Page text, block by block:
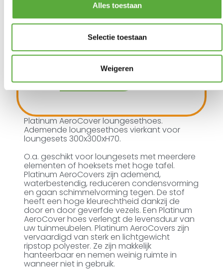
Alles toestaan
Selectie toestaan
Weigeren
Ultiem Buitenleven prijs:
€119,95
Achteraf betalen mogelijk
Snelle verzending & levering aan huis
4 op voorraad
In winkelmand
Platinum AeroCover loungesethoes.
Ademende loungesethoes vierkant voor
loungesets 300x300xH70.
O.a. geschikt voor loungesets met meerdere
elementen of hoeksets met hoge tafel.
Platinum AeroCovers zijn ademend,
waterbestendig, reduceren condensvorming
en gaan schimmelvorming tegen. De stof
heeft een hoge kleurechtheid dankzij de
door en door geverfde vezels. Een Platinum
AeroCover hoes verlengt de levensduur van
uw tuinmeubelen. Platinum AeroCovers zijn
vervaardigd van sterk en lichtgewicht
ripstop polyester. Ze zijn makkelijk
hanteerbaar en nemen weinig ruimte in
wanneer niet in gebruik.